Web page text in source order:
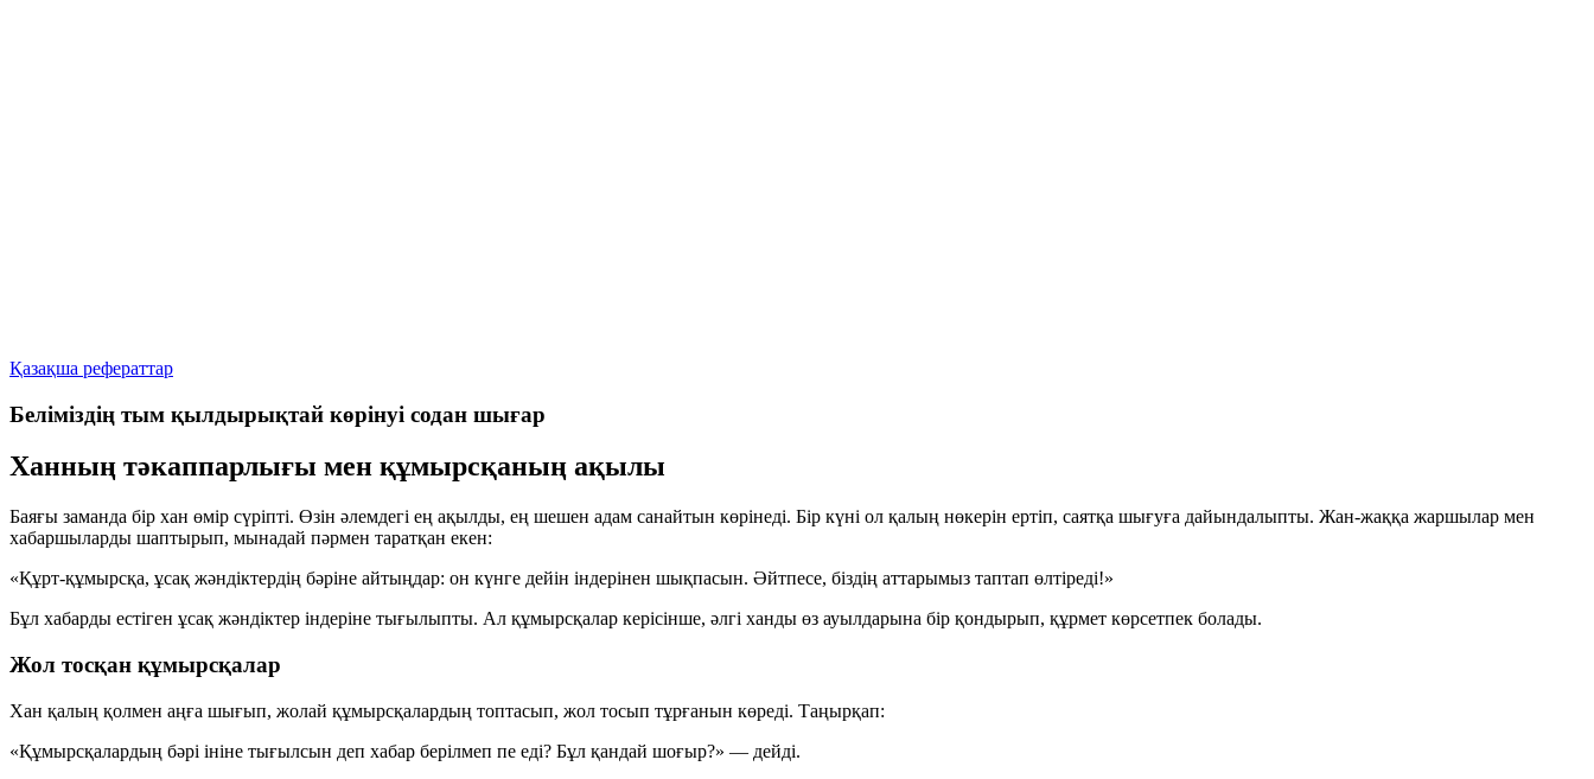
Қазақша рефераттар
Беліміздің тым қылдырықтай көрінуі содан шығар
Ханның тәкаппарлығы мен құмырсқаның ақылы
Баяғы заманда бір хан өмір сүріпті. Өзін әлемдегі ең ақылды, ең шешен адам санайтын көрінеді. Бір күні ол қалың нөкерін ертіп, саятқа шығуға дайындалыпты. Жан-жаққа жаршылар мен
хабаршыларды шаптырып, мынадай пәрмен таратқан екен:
«Құрт-құмырсқа, ұсақ жәндіктердің бәріне айтыңдар: он күнге дейін індерінен шықпасын. Әйтпесе, біздің аттарымыз таптап өлтіреді!»
Бұл хабарды естіген ұсақ жәндіктер індеріне тығылыпты. Ал құмырсқалар керісінше, әлгі ханды өз ауылдарына бір қондырып, құрмет көрсетпек болады.
Жол тосқан құмырсқалар
Хан қалың қолмен аңға шығып, жолай құмырсқалардың топтасып, жол тосып тұрғанын көреді. Таңырқап:
«Құмырсқалардың бәрі ініне тығылсын деп хабар берілмеп пе еді? Бұл қандай шоғыр?» — дейді.